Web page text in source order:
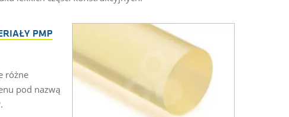
PMP
różne
pod nazwą